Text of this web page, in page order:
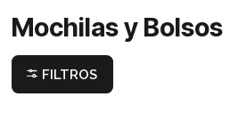
Mochilas y Bolsos
FILTROS